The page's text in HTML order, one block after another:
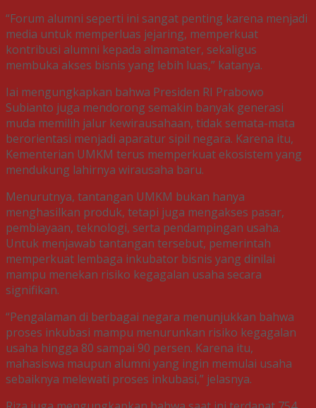
“Forum alumni seperti ini sangat penting karena menjadi
media untuk memperluas jejaring, memperkuat
kontribusi alumni kepada almamater, sekaligus
membuka akses bisnis yang lebih luas,” katanya.
Iai mengungkapkan bahwa Presiden RI Prabowo
Subianto juga mendorong semakin banyak generasi
muda memilih jalur kewirausahaan, tidak semata-mata
berorientasi menjadi aparatur sipil negara. Karena itu,
Kementerian UMKM terus memperkuat ekosistem yang
mendukung lahirnya wirausaha baru.
Menurutnya, tantangan UMKM bukan hanya
menghasilkan produk, tetapi juga mengakses pasar,
pembiayaan, teknologi, serta pendampingan usaha.
Untuk menjawab tantangan tersebut, pemerintah
memperkuat lembaga inkubator bisnis yang dinilai
mampu menekan risiko kegagalan usaha secara
signifikan.
“Pengalaman di berbagai negara menunjukkan bahwa
proses inkubasi mampu menurunkan risiko kegagalan
usaha hingga 80 sampai 90 persen. Karena itu,
mahasiswa maupun alumni yang ingin memulai usaha
sebaiknya melewati proses inkubasi,” jelasnya.